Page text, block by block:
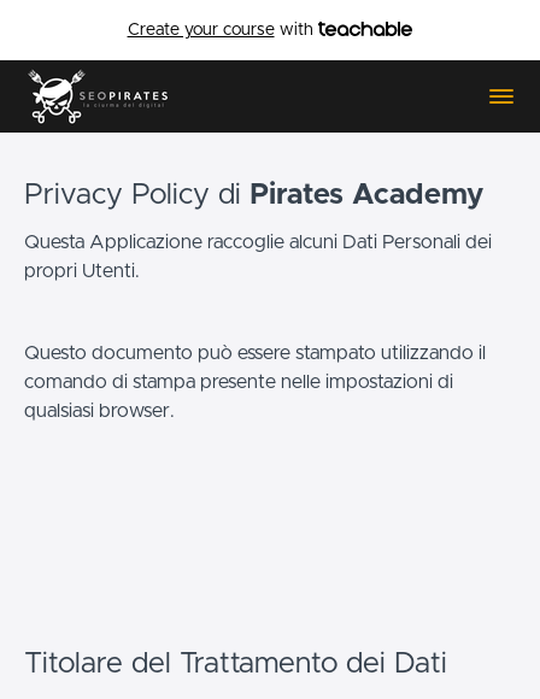
Create your coursewith
Privacy Policy di Pirates Academy
Questa Applicazione raccoglie alcuni Dati Personali dei
propri Utenti.
Questo documento può essere stampato utilizzando il
comando di stampa presente nelle impostazioni di
qualsiasi browser.
Titolare del Trattamento dei Dati